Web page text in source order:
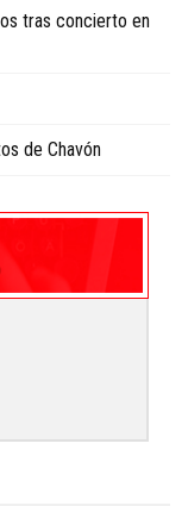
tras concierto en
de Chavón